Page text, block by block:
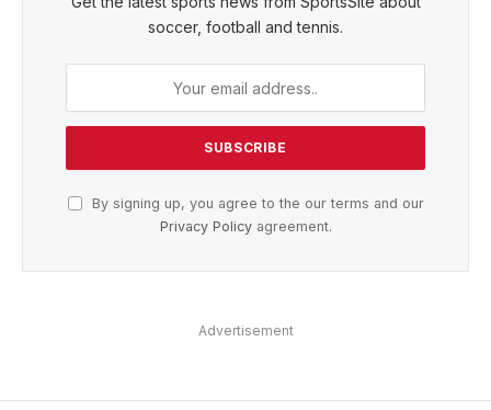
soccer, football and tennis.
By signing up, you agree to the our terms and our
Privacy Policyagreement.
Advertisement